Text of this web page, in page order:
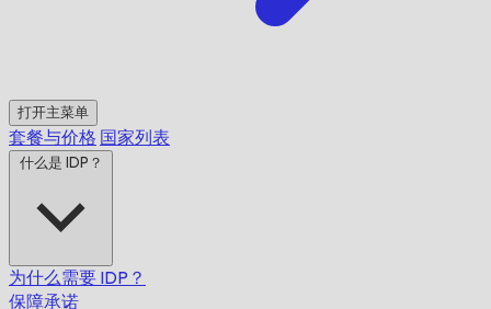
打开主菜单
套餐与价格 国家列表
什么是 IDP？
为什么需要 IDP？
保障承诺